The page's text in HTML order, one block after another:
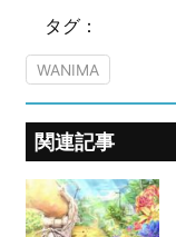
タグ：
WANIMA
関連記事